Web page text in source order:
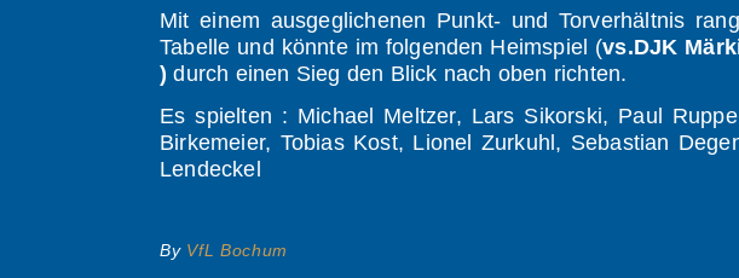
Mit einem ausgeglichenen Punkt- und Torverhältnis
Tabelle und könnte im folgenden Heimspiel (vs.DJK
) durch einen Sieg den Blick nach oben richten.
Es spielten : Michael Meltzer, Lars Sikorski, Paul
Birkemeier, Tobias Kost, Lionel Zurkuhl, Sebastian
Lendeckel
By VfL Bochum